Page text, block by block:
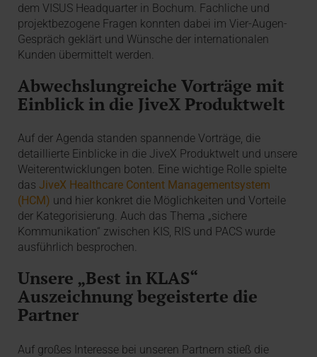
dem VISUS Headquarter in Bochum. Fachliche und
projektbezogene Fragen konnten dabei im Vier-Augen-
Gespräch geklärt und Wünsche der internationalen
Kunden übermittelt werden.
Abwechslungreiche Vorträge mit
Einblick in die JiveX Produktwelt
Auf der Agenda standen spannende Vorträge, die
detaillierte Einblicke in die JiveX Produktwelt und unsere
Weiterentwicklungen boten. Eine wichtige Rolle spielte
dasJiveX Healthcare Content Managementsystem
(HCM) und hier konkret die Möglichkeiten und Vorteile
der Kategorisierung. Auch das Thema „sichere
Kommunikation“ zwischen KIS, RIS und PACS wurde
ausführlich besprochen.
Unsere „Best in KLAS“
Auszeichnung begeisterte die
Partner
Auf großes Interesse bei unseren Partnern stieß die